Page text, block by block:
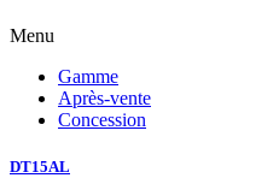
Menu
Gamme
Après-vente
Concession
DT15AL